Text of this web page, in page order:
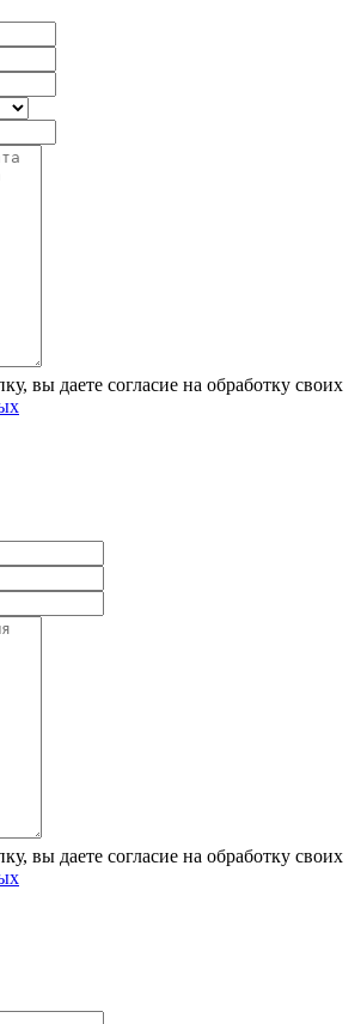
вы даете согласие на обработку своих
вы даете согласие на обработку своих